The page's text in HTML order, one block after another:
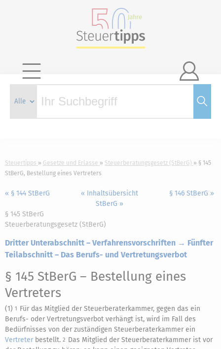

Steuertipps Gesetze und Erlasse Steuerberatungsgesetz (StBerG)
§ 145
StBerG, Bestellung eines Vertreters
« § 144 StBerG
« Inhaltsübersicht
StBerG »
§ 146 StBerG »
§ 145 StBerG
Steuerberatungsgesetz (StBerG)
Dritter Unterabschnitt – Verfahrensvorschriften → Fünfter
Teilabschnitt – Das Berufs- und Vertretungsverbot
§ 145 StBerG – Bestellung eines
Vertreters
(1) 1 Für das Mitglied der Steuerberaterkammer, gegen das ein
Berufs- oder Vertretungsverbot verhängt ist, wird im Fall des
Bedürfnisses von der zuständigen Steuerberaterkammer ein
Vertreter bestellt. 2 Das Mitglied der Steuerberaterkammer ist vor